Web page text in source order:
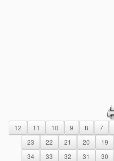
7
8
9
10
11
12
19
20
21
22
23
30
31
32
33
34